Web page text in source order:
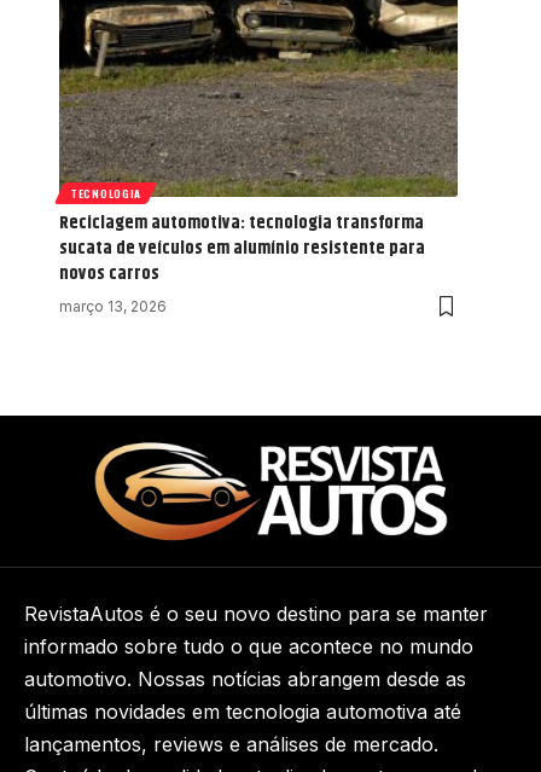
TECNOLOGIA
Reciclagem automotiva: tecnologia transforma
sucata de veículos em alumínio resistente para
novos carros
março 13, 2026
RevistaAutos é o seu novo destino para se manter
informado sobre tudo o que acontece no mundo
automotivo. Nossas notícias abrangem desde as
últimas novidades em tecnologia automotiva até
lançamentos, reviews e análises de mercado.